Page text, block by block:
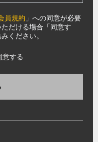
員規約 」への同意が必要
だける場合「同意す
ください。
意する